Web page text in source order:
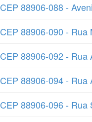
CEP 88906-088 -
CEP 88906-090 - Rua
CEP 88906-092 - Rua
CEP 88906-094 - Rua
CEP 88906-096 - Rua